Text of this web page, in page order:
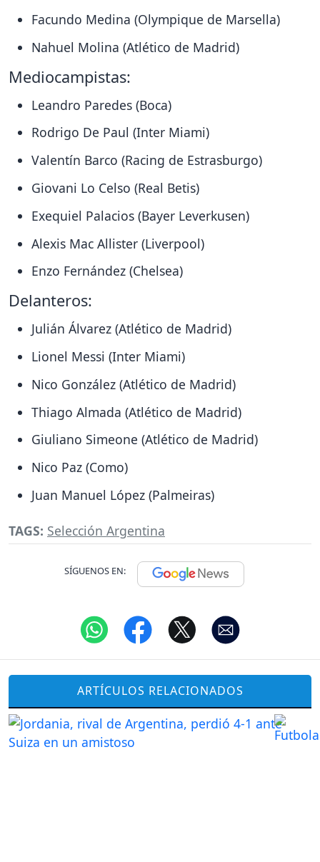
Facundo Medina (Olympique de Marsella)
Nahuel Molina (Atlético de Madrid)
Mediocampistas:
Leandro Paredes (Boca)
Rodrigo De Paul (Inter Miami)
Valentín Barco (Racing de Estrasburgo)
Giovani Lo Celso (Real Betis)
Exequiel Palacios (Bayer Leverkusen)
Alexis Mac Allister (Liverpool)
Enzo Fernández (Chelsea)
Delanteros:
Julián Álvarez (Atlético de Madrid)
Lionel Messi (Inter Miami)
Nico González (Atlético de Madrid)
Thiago Almada (Atlético de Madrid)
Giuliano Simeone (Atlético de Madrid)
Nico Paz (Como)
Juan Manuel López (Palmeiras)
TAGS: Selección Argentina
SÍGUENOS EN:
ARTÍCULOS RELACIONADOS